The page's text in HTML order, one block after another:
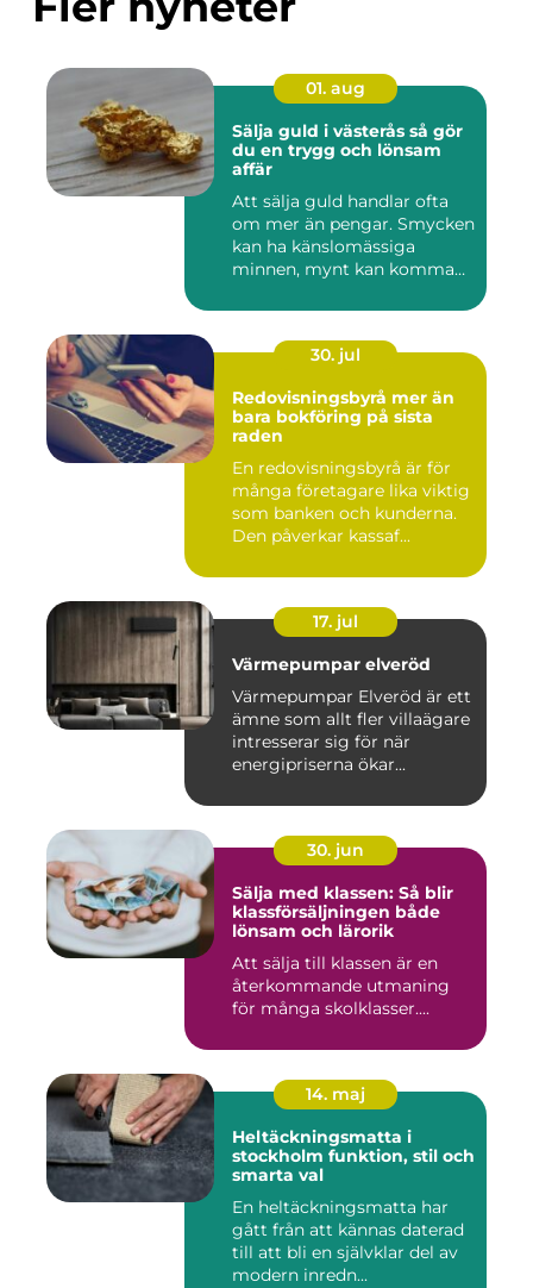
01. aug
Sälja guld i västerås så gör
du en trygg och lönsam
affär
Att sälja guld handlar ofta
om mer än pengar. Smycken
kan ha känslomässiga
minnen, mynt kan komma
30. jul
Redovisningsbyrå mer än
bara bokföring på sista
raden
En redovisningsbyrå är för
många företagare lika viktig
som banken och kunderna.
Den påverkar kassaf...
17. jul
Värmepumpar elveröd
Värmepumpar Elveröd är ett
ämne som allt fler villaägare
intresserar sig för när
energipriserna ökar...
30. jun
Sälja med klassen: Så blir
klassförsäljningen både
lönsam och lärorik
Att sälja till klassen är en
återkommande utmaning
för många skolklasser....
14. maj
Heltäckningsmatta i
stockholm funktion, stil och
smarta val
En heltäckningsmatta har
gått från att kännas daterad
till att bli en självklar del av
modern inredn...